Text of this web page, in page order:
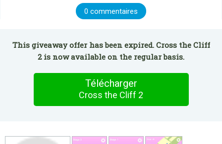
0 commentaires
This giveaway offer has been expired. Cross the Cliff
2 is now available on the regular basis.
Télécharger
Cross the Cliff 2